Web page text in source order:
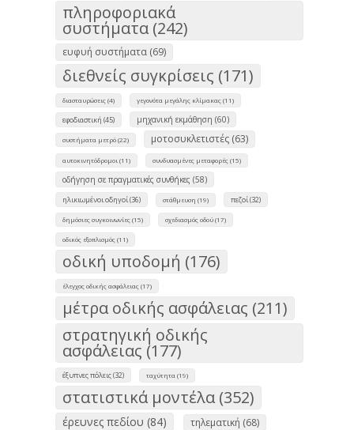
πληροφοριακά
συστήματα (242)
ευφυή συστήματα (69)
διεθνείς συγκρίσεις (171)
διασταυρώσεις (4) γεγονότα μεγάλης κλίμακας (11)
εφοδιαστική (45) μηχανική εκμάθηση (60)
συστήματα μετρό (22) μοτοσυκλετιστές (63)
αυτοκινητόδρομοι (11) συνδυασμένες μεταφορές (15)
οδήγηση σε πραγματικές συνθήκες (58)
ηλικιωμένοι οδηγοί (36) στάθμευση (19) πεζοί (32)
δημόσιες συγκοινωνίες (15) σχεδιασμός οδού (17)
οδικός εξοπλισμός (11)
οδική υποδομή (176)
έλεγχος οδικής ασφάλειας (17)
μέτρα οδικής ασφάλειας (211)
στρατηγική οδικής
ασφάλειας (177)
έξυπνες πόλεις (32) ταχύτητα (19)
στατιστικά μοντέλα (352)
έρευνες πεδίου (84) τηλεματική (68)